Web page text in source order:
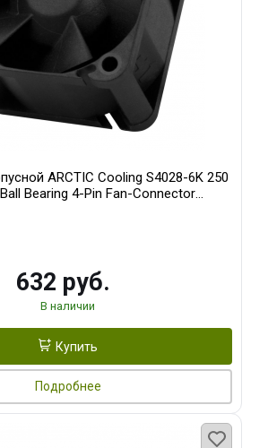
ARCTIC Cooling S4028-6K 250
Pin Fan-Connector
632 руб.
В наличии
Купить
Подробнее